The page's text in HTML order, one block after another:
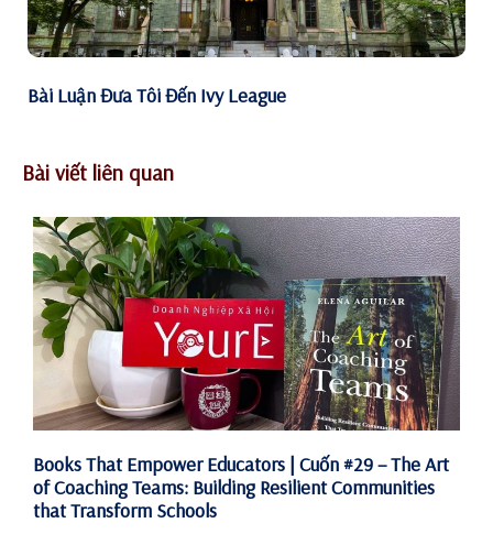
Bài Luận Đưa Tôi Đến Ivy League
Bài viết liên quan
Books That Empower Educators | Cuốn #29 – The Art
of Coaching Teams: Building Resilient Communities
that Transform Schools